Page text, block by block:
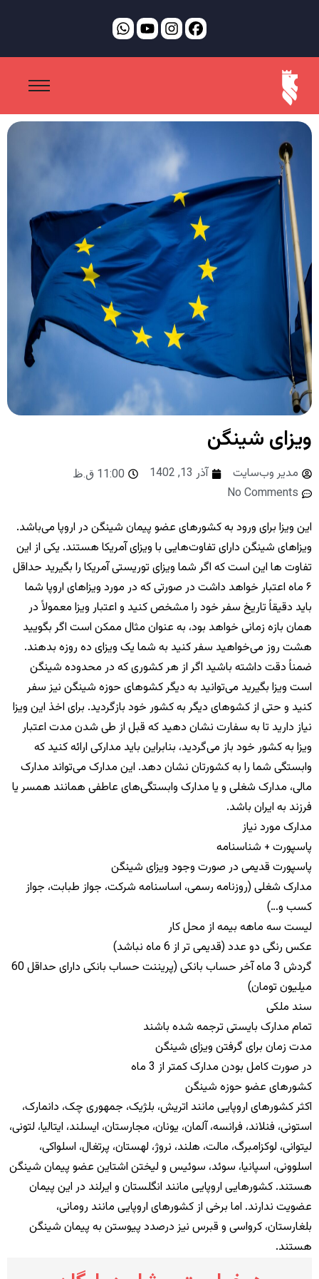
ویزای شینگن
مدیر وب‌سایت آذر 13, 1402 11:00 ق.ظ
No Comments
این ویزا برای ورود به کشورهای عضو پیمان شینگن در اروپا می‌باشد.
ویزاهای شینگن دارای تفاوت‌هایی با ویزای آمریکا هستند. یکی از این
تفاوت ها این است که اگر شما ویزای توریستی آمریکا را بگیرید حداقل
۶ ماه اعتبار خواهد داشت در صورتی که در مورد ویزاهای اروپا شما
باید دقیقاً تاریخ سفر خود را مشخص کنید و اعتبار ویزا معمولاً در
همان بازه زمانی خواهد بود، به عنوان مثال ممکن است اگر بگویید
هشت روز می‌خواهید سفر کنید به شما یک ویزای ده روزه بدهند.
ضمناً دقت داشته باشید اگر از هر کشوری که در محدوده شینگن
است ویزا بگیرید می‌توانید به دیگر کشوهای حوزه شینگن نیز سفر
کنید و حتی از کشوهای دیگر به کشور خود بازگردید. برای اخذ این ویزا
نیاز دارید تا به سفارت نشان دهید که قبل از طی شدن مدت اعتبار
ویزا به کشور خود باز می‌گردید، بنابراین باید مدارکی ارائه کنید که
وابستگی شما را به کشورتان نشان دهد. این مدارک می‌تواند مدارک
مالی، مدارک شغلی و یا مدارک وابستگی‌های عاطفی همانند همسر یا
فرزند به ایران باشد.
مدارک مورد نیاز
پاسپورت + شناسنامه
پاسپورت قدیمی در صورت وجود ویزای شینگن
مدارک شغلی(روزنامه رسمی، اساسنامه شرکت، جواز طبابت، جواز
کسب و…)
لیست سه ماهه بیمه از محل کار
عکس رنگی دو عدد(قدیمی تر از ماه نباشد)
گردش
ماه آخر حساب بانکی(پریننت حساب بانکی دارای حداقل
میلیون تومان)
سند ملکی
تمام مدارک بایستی ترجمه شده باشند
مدت زمان برای گرفتن ویزای شینگن
در صورت کامل بودن مدارک کمتر از
ماه
کشورهای عضو حوزه شینگن
اکثر کشورهای اروپایی مانند اتریش، بلژیک، جمهوری چک، دانمارک،
استونی، فنلاند، فرانسه، آلمان، یونان، مجارستان، ایسلند، ایتالیا، لتونی،
لیتوانی، لوکزامبرگ، مالت، هلند، نروژ، لهستان، پرتغال، اسلواکی،
اسلوونی، اسپانیا، سوئد، سوئیس و لیختن اشتاین عضو پیمان شینگن
هستند. کشورهایی اروپایی مانند انگلستان و ایرلند در این پیمان
عضویت ندارند. اما برخی از کشورهای اروپایی مانند رومانی،
بلغارستان، کرواسی و قبرس نیز درصدد پیوستن به پیمان شینگن
هستند.